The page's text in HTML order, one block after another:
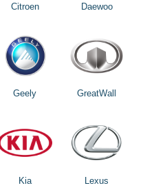
Citroen Daewoo
Geely GreatWall
Kia Lexus